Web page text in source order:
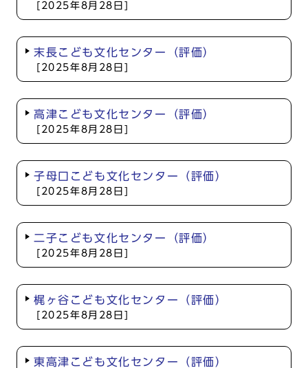
[2025年8月28日]
末長こども文化センター（評価）
[2025年8月28日]
高津こども文化センター（評価）
[2025年8月28日]
子母口こども文化センター（評価）
[2025年8月28日]
二子こども文化センター（評価）
[2025年8月28日]
梶ヶ谷こども文化センター（評価）
[2025年8月28日]
東高津こども文化センター（評価）